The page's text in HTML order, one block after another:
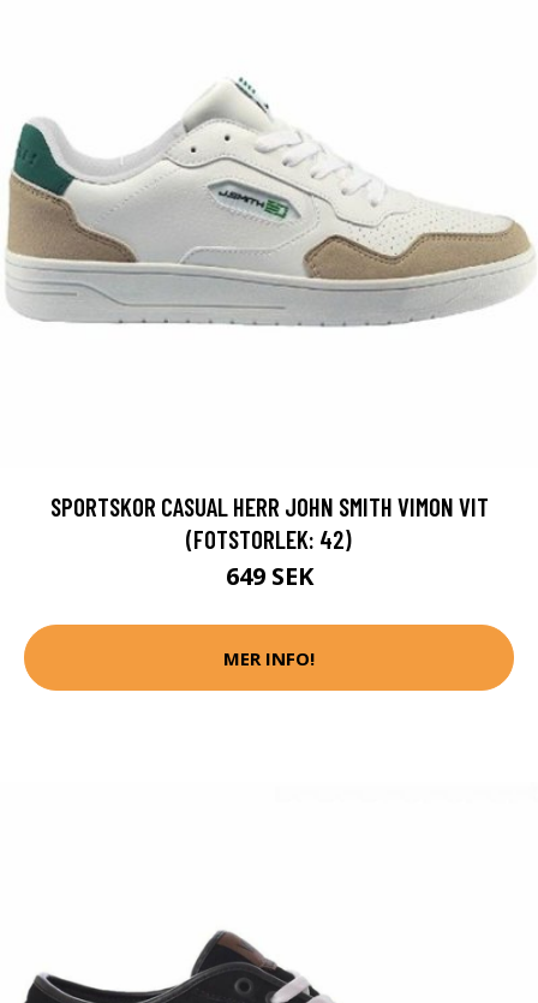
SPORTSKOR CASUAL HERR JOHN SMITH VIMON VIT
(FOTSTORLEK: 42)
649 SEK
MER INFO!